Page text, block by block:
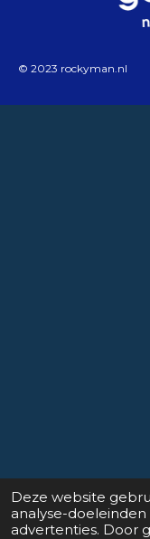
Deze website
analyse-
advertenties. Door
© 2023 rockyman.nl